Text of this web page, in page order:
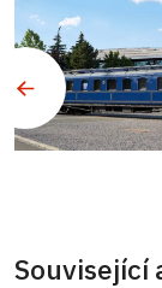
Související